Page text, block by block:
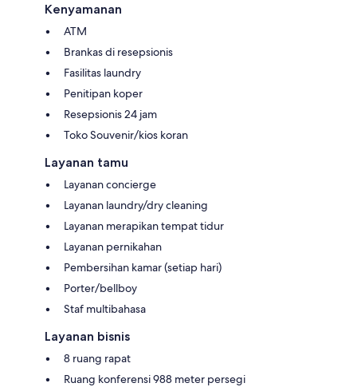
Kenyamanan
ATM
Brankas di resepsionis
Fasilitas laundry
Penitipan koper
Resepsionis 24 jam
Toko Souvenir/kios koran
Layanan tamu
Layanan concierge
Layanan laundry/dry cleaning
Layanan merapikan tempat tidur
Layanan pernikahan
Pembersihan kamar (setiap hari)
Porter/bellboy
Staf multibahasa
Layanan bisnis
8 ruang rapat
Ruang konferensi 988 meter persegi